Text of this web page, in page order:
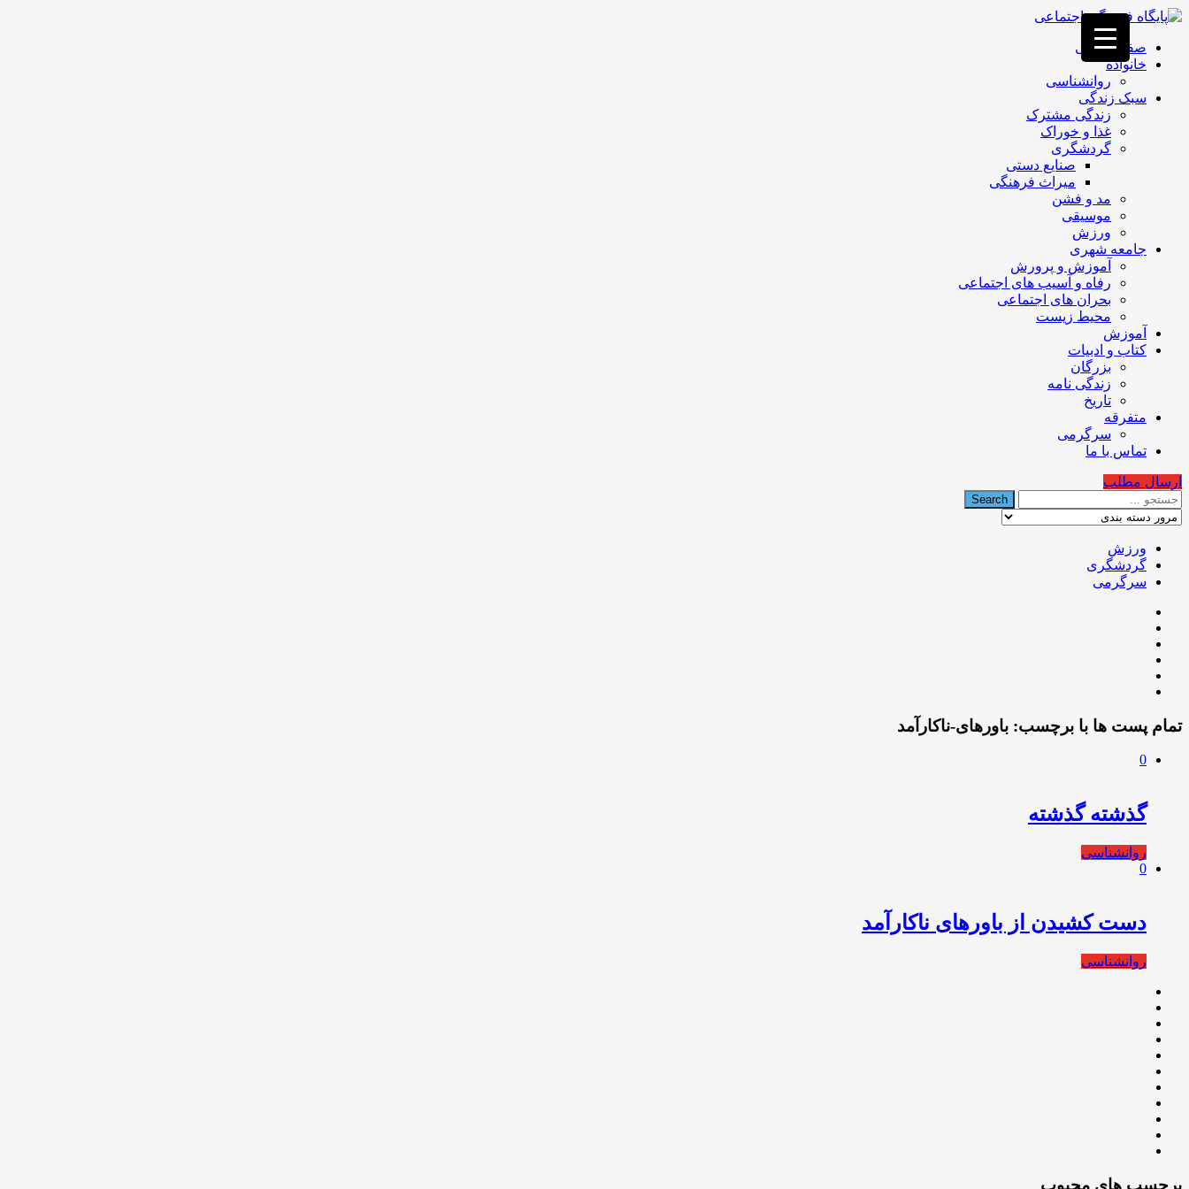
فصد
غرب
تهران
خشکشویی
تصفیه
تهران
صفحه اصلی
خانواده
روانشناسی
سبک زندگی
زندگی مشترک
غذا و خوراک
گردشگری
صنایع دستی
میراث فرهنگی
مد و فشن
موسیقی
ورزش
جامعه شهری
آموزش و پرورش
رفاه و آسیب های اجتماعی
بحران های اجتماعی
محیط زیست
آموزش
کتاب و ادبیات
بزرگان
زندگی نامه
تاریخ
متفرقه
سرگرمی
تماس با ما
ارسال مطلب
ورزش
گردشگری
سرگرمی
تمام پست ها با برچسب: باورهای-ناکارآمد
0
گذشته گذشته
روانشناسی
0
دست کشیدن از باورهای ناکارآمد
روانشناسی
برچسب های محبوب